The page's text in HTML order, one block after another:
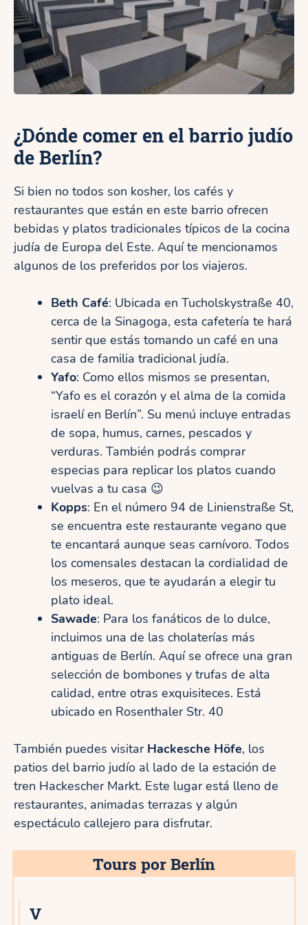
¿Dónde comer en el barrio judío
de Berlín?
Si bien no todos son kosher, los cafés y
restaurantes que están en este barrio ofrecen
bebidas y platos tradicionales típicos de la cocina
judía de Europa del Este. Aquí te mencionamos
algunos de los preferidos por los viajeros.
Beth Café: Ubicada en Tucholskystraße 40,
cerca de la Sinagoga, esta cafetería te hará
sentir que estás tomando un café en una
casa de familia tradicional judía.
Yafo: Como ellos mismos se presentan,
“Yafo es el corazón y el alma de la comida
israelí en Berlín”. Su menú incluye entradas
de sopa, humus, carnes, pescados y
verduras. También podrás comprar
especias para replicar los platos cuando
vuelvas a tu casa 😉
Kopps: En el número 94 de Linienstraße St,
se encuentra este restaurante vegano que
te encantará aunque seas carnívoro. Todos
los comensales destacan la cordialidad de
los meseros, que te ayudarán a elegir tu
plato ideal.
Sawade: Para los fanáticos de lo dulce,
incluimos una de las cholaterías más
antiguas de Berlín. Aquí se ofrece una gran
selección de bombones y trufas de alta
calidad, entre otras exquisiteces. Está
ubicado en Rosenthaler Str. 40
También puedes visitar Hackesche Höfe, los
patios del barrio judío al lado de la estación de
tren Hackescher Markt. Este lugar está lleno de
restaurantes, animadas terrazas y algún
espectáculo callejero para disfrutar.
Tours por Berlín
V